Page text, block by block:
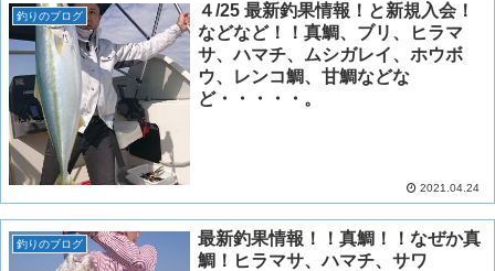
釣りのブログ
４/25 最新釣果情報！と新規入会！
などなど！！真鯛、ブリ、ヒラマ
サ、ハマチ、ムシガレイ、ホウボ
ウ、レンコ鯛、甘鯛などな
ど・・・・・。
2021.04.24
釣りのブログ
最新釣果情報！！真鯛！！なぜか真
鯛！ヒラマサ、ハマチ、サワ